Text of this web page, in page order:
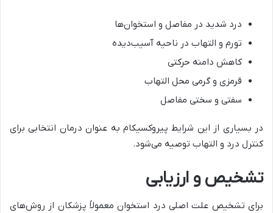
درد شدید در مفاصل و استخوان‌ها
تورم و التهاب در ناحیه آسیب‌دیده
کاهش دامنه حرکتی
قرمزی و گرمی محل التهاب
سفتی و سختی مفاصل
در بسیاری از این شرایط پیروکسیکام به عنوان درمان انتخابی برای
کنترل درد و التهاب توصیه می‌شود.
تشخیص و ارزیابی
برای تشخیص علت اصلی درد استخوان معمولاً پزشکان از روش‌های